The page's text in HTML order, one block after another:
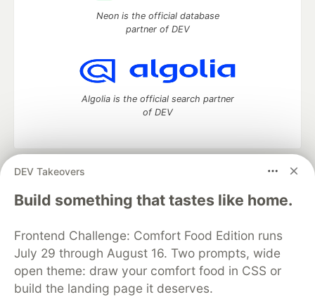
DEV Takeovers
Build something that tastes like home.
Frontend Challenge: Comfort Food Edition runs
July 29 through August 16. Two prompts, wide
open theme: draw your comfort food in CSS or
build the landing page it deserves.
Neon is the official database
partner of DEV
Algolia is the official search partner
of DEV
DEV Community
— A space to discuss and keep up software
development and manage your software career
Home
DEV Challenges DEV++
Videos
Organization Accounts
DEV Showcase About
Contact
Free Postgres Database
DEV Shop
MLH
Code of Conduct
Privacy Policy
Terms of Use
Built on
Forem — the open source
and other inclusive communities.